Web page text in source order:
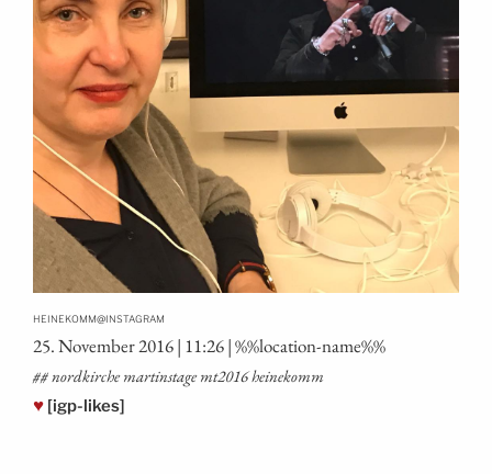
HEINEKOMM@INSTAGRAM
25. Novem­ber 2016 | 11:26 | %%loca­ti­on-name%%
## nord­kir­che mar­tins­ta­ge mt2016 heinekomm
♥ [igp-likes]